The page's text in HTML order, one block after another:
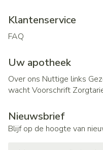
Klantenservice
FAQ
Uw apotheek
Over ons Nuttige links
wachtVoorschrift
Nieuwsbrief
Blijf op de hoogte van